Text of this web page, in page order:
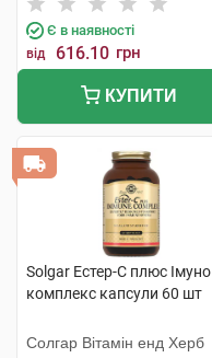
Є в наявності
від 616.10 грн
КУПИТИ
Solgar Естер-С плюс Імуно
комплекс капсули 60 шт
Солгар Вітамін енд Херб